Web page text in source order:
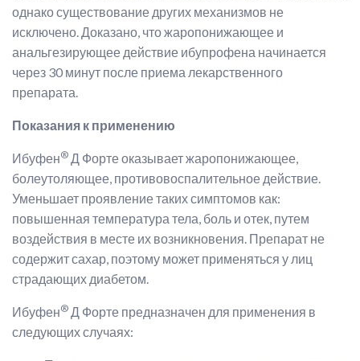
однако существование других механизмов не
исключено. Доказано, что жаропонижающее и
анальгезирующее действие ибупрофена начинается
через 30 минут после приема лекарственного
препарата.
Показания к применению
Ибуфен® Д Форте оказывает жаропонижающее,
болеутоляющее, противовоспалительное действие.
Уменьшает проявление таких симптомов как:
повышенная температура тела, боль и отек, путем
воздействия в месте их возникновения. Препарат не
содержит сахар, поэтому может применяться у лиц
страдающих диабетом.
Ибуфен® Д Форте предназначен для применения в
следующих случаях: